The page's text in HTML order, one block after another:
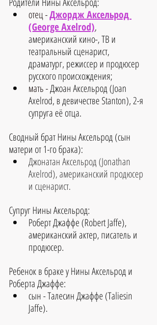
отец - Джордж Аксельрод
(George Axelrod),
американский кино-, ТВ и
театральный сценарист,
драматург, режиссер и продюсер
русского происхождения;
мать - Джоан Аксельрод (Joan
Axelrod, в девичестве Stanton), 2-я
супруга её отца.
Сводный брат Нины Аксельрод (сын
матери от 1-го брака):
Джонатан Аксельрод (Jonathan
Axelrod), американский продюсер
и сценарист.
Супруг Нины Аксельрод:
Роберт Джаффе (Robert Jaffe),
американский актер, писатель и
продюсер.
Ребенок в браке у Нины Аксельрод и
Роберта Джаффе:
сын - Талесин Джаффе (Taliesin
Jaffe).